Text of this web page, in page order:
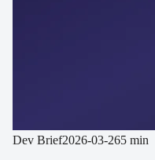
Dev Brief2026-03-265 min